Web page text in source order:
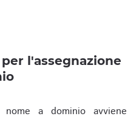
l'assegnazione
a dominio avviene